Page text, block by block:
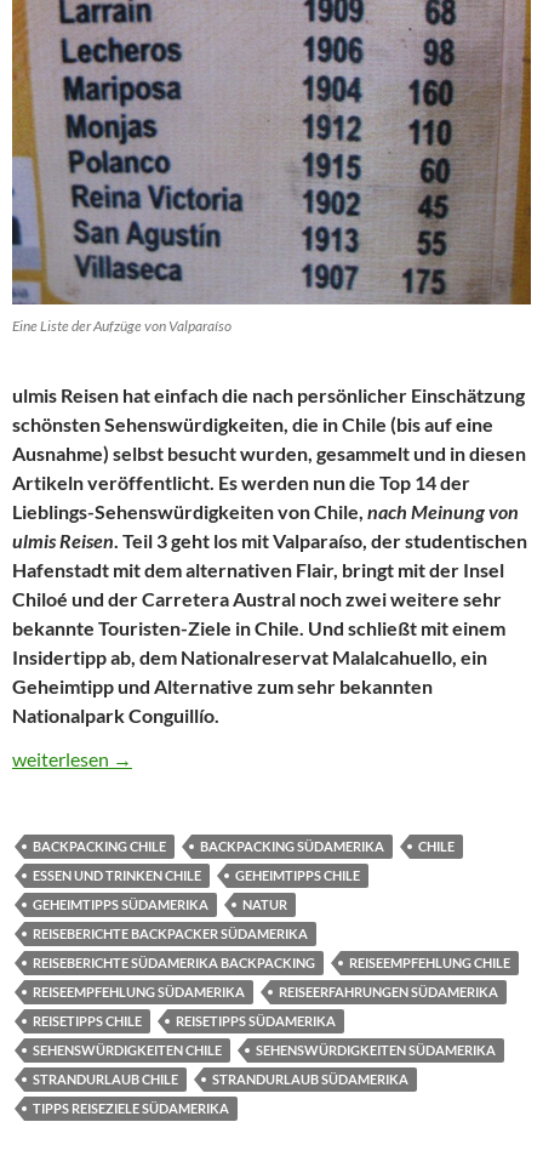
Eine Liste der Aufzüge von Valparaíso
ulmis Reisen hat einfach die nach persönlicher Einschätzung
schönsten Sehenswürdigkeiten, die in Chile (bis auf eine
Ausnahme) selbst besucht wurden, gesammelt und in diesen
Artikeln veröffentlicht. Es werden nun die Top 14 der
Lieblings-Sehenswürdigkeiten von Chile, nach Meinung von
ulmis Reisen . Teil 3 geht los mit Valparaíso, der studentischen
Hafenstadt mit dem alternativen Flair, bringt mit der Insel
Chiloé und der Carretera Austral noch zwei weitere sehr
bekannte Touristen-Ziele in Chile. Und schließt mit einem
Insidertipp ab, dem Nationalreservat Malalcahuello, ein
Geheimtipp und Alternative zum sehr bekannten
Nationalpark Conguillío.
Die schönsten Sehenswürdigkeiten in Chile – Die Top-
weiterlesen →
BACKPACKING CHILE BACKPACKING SÜDAMERIKA
CHILE
ESSEN UND TRINKEN CHILE
GEHEIMTIPPS CHILE
GEHEIMTIPPS SÜDAMERIKA
NATUR
REISEBERICHTE BACKPACKER SÜDAMERIKA
REISEBERICHTE SÜDAMERIKA BACKPACKING
REISEEMPFEHLUNG CHILE
REISEEMPFEHLUNG SÜDAMERIKA
REISEERFAHRUNGEN SÜDAMERIKA
REISETIPPS CHILE
REISETIPPS SÜDAMERIKA
SEHENSWÜRDIGKEITEN CHILE
SEHENSWÜRDIGKEITEN SÜDAMERIKA
STRANDURLAUB CHILE
STRANDURLAUB SÜDAMERIKA
TIPPS REISEZIELE SÜDAMERIKA